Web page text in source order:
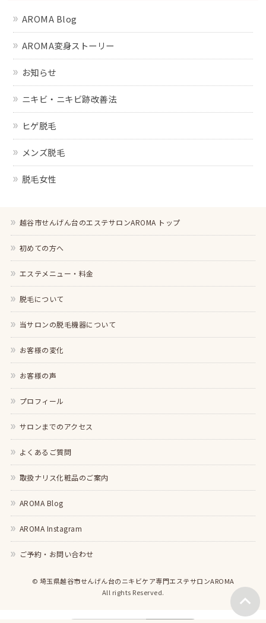
AROMA Blog
AROMA変身ストーリー
お知らせ
ニキビ・ニキビ跡改善法
ヒゲ脱毛
メンズ脱毛
脱毛女性
越谷市せんげん台のエステサロンAROMA トップ
初めての方へ
エステメニュー・料金
脱毛について
当サロンの脱毛機器について
お客様の変化
お客様の声
プロフィール
サロンまでのアクセス
よくあるご質問
取扱ナリス化粧品のご案内
AROMA Blog
AROMA Instagram
ご予約・お問い合わせ
© 埼玉県越谷市せんげん台のニキビケア専門エステサロンAROMA
All rights Reserved.